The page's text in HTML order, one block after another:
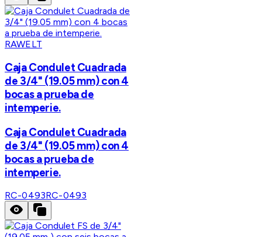
RAWELT
Caja Condulet Cuadrada
de 3/4" (19.05 mm) con 4
bocas a prueba de
intemperie.
Caja Condulet Cuadrada
de 3/4" (19.05 mm) con 4
bocas a prueba de
intemperie.
RC-0493RC-0493